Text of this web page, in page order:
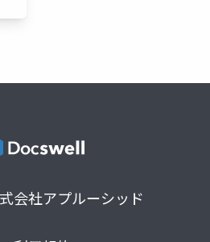
会社アプルーシッド